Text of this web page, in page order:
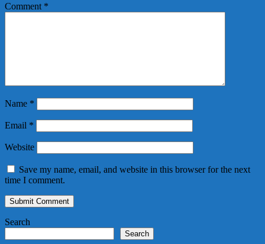
Comment *
Name *
Email *
Website
Save my name, email, and website in this browser for the next
time I comment.
Search
Search